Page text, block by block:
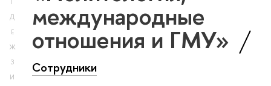
Г
Д
Е
Ж
З
И
международные
отношения и ГМУ»
Сотрудники